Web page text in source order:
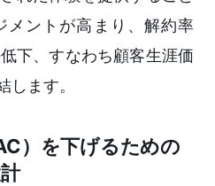
メントが高まり、解約率
下、すなわち顧客生涯価
します。
）を下げるための